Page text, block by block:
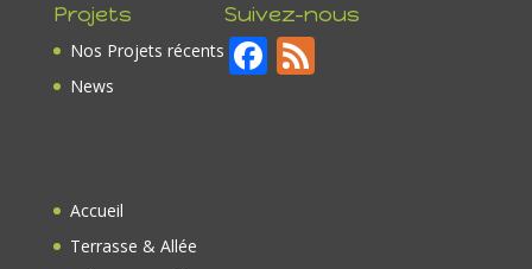
Projets
Nos Projets récents
News
Suivez-nous
F F
Accueil
Terrasse & Allée